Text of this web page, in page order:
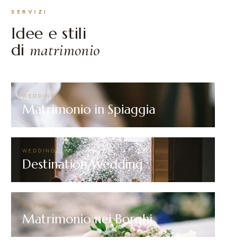
SERVIZI
Idee e stili
di matrimonio
WEDDING
Matrimonio in Spiaggia
WEDDING
Destination Wedding
WEDDING
Matrimonio nei Borghi